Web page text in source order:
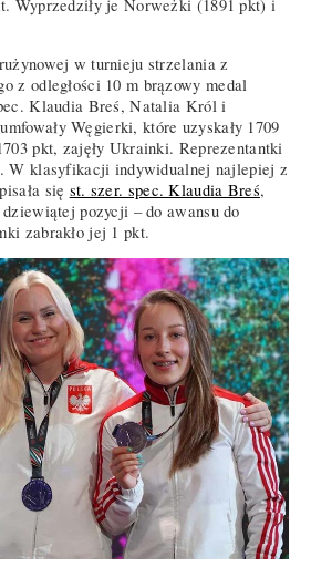
Wyprzedziły je Norweżki (1891 pkt) i
w turnieju strzelania z
z odległości 10 m brązowy medal
Klaudia Breś, Natalia Król i
Węgierki, które uzyskały 1709
pkt, zajęły Ukrainki. Reprezentantki
W klasyfikacji indywidualnej najlepiej z
się st. szer. spec. Klaudia Breś,
dziewiątej pozycji – do awansu do
zabrakło jej 1 pkt.